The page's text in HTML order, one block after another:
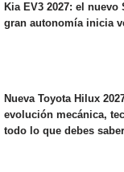
Kia EV3 2027: el nuevo
gran autonomía inicia
Nueva Toyota Hilux
evolución mecánica,
todo lo que debes saber